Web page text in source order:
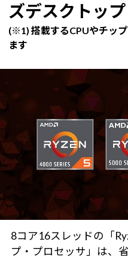
ズデスクトッ
(※1) 搭載するCPUやチッ
ます
8コア16スレッドの「
プ・プロセッサ」は、